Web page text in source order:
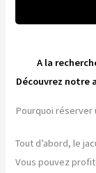
A la
Découvrez notre
Pourquoi réserver
Tout d’abord, le
Vous pouvez